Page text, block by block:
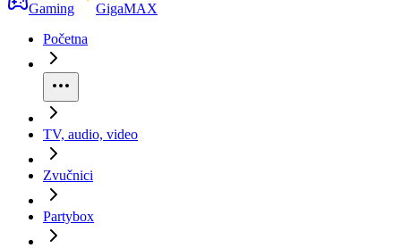
Gaming
GigaMAX
Početna
TV, audio, video
Zvučnici
Partybox